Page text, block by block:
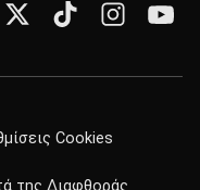
Cookies
της Διαφθοράς